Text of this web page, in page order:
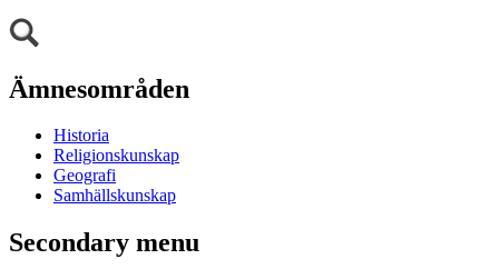
Ämnesområden
Historia
Religionskunskap
Geografi
Samhällskunskap
Secondary menu